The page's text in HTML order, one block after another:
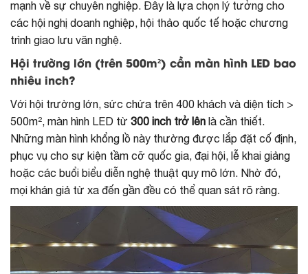
mạnh về sự chuyên nghiệp. Đây là lựa chọn lý tưởng cho
các hội nghị doanh nghiệp, hội thảo quốc tế hoặc chương
trình giao lưu văn nghệ.
Hội trường lớn (trên 500m²) cần màn hình LED bao
nhiêu inch?
Với hội trường lớn, sức chứa trên 400 khách và diện tích >
500m², màn hình LED từ 300 inch trở lên là cần thiết.
Những màn hình khổng lồ này thường được lắp đặt cố định,
phục vụ cho sự kiện tầm cỡ quốc gia, đại hội, lễ khai giảng
hoặc các buổi biểu diễn nghệ thuật quy mô lớn. Nhờ đó,
mọi khán giả từ xa đến gần đều có thể quan sát rõ ràng.